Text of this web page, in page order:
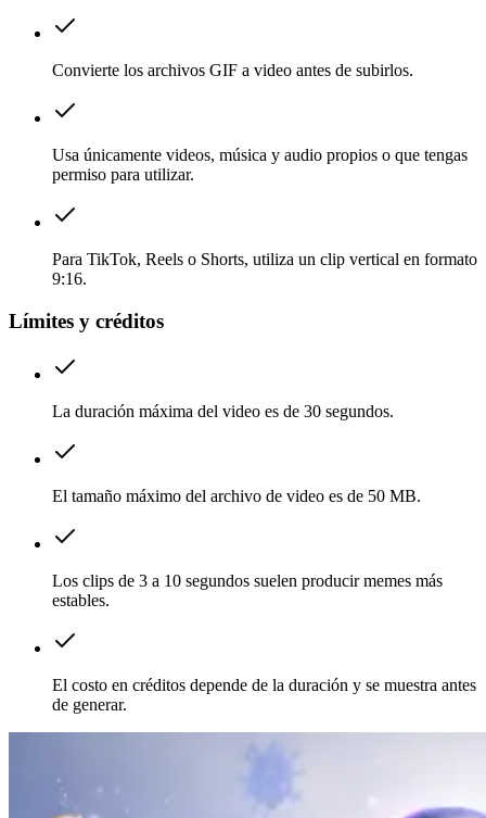
Convierte los archivos GIF a video antes de subirlos.
Usa únicamente videos, música y audio propios o que tengas
permiso para utilizar.
Para TikTok, Reels o Shorts, utiliza un clip vertical en formato
9:16.
Límites y créditos
La duración máxima del video es de 30 segundos.
El tamaño máximo del archivo de video es de 50 MB.
Los clips de 3 a 10 segundos suelen producir memes más
estables.
El costo en créditos depende de la duración y se muestra antes
de generar.